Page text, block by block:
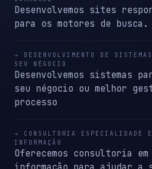
Desenvolvemos sites
para os motores de busca.
→ DESENVOLVIMENTO DE
SEU NÉGOCIO
Desenvolvemos sistemas
seu négocio ou melhor
processo
→ CONSULTORIA ESPECIALIDADE
INFORMAÇÃO
Oferecemos consultoria